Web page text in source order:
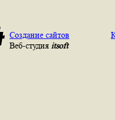
Создание сайтов
Веб-студия itsoft